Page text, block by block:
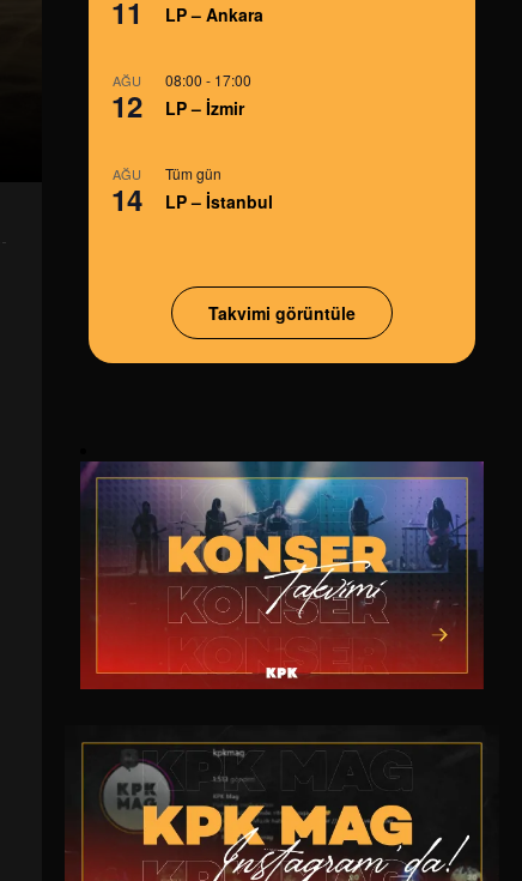
11 LP – Ankara
AĞU
12
08:00 - 17:00
LP – İzmir
AĞU
14
Tüm gün
LP – İstanbul
Takvimi görüntüle